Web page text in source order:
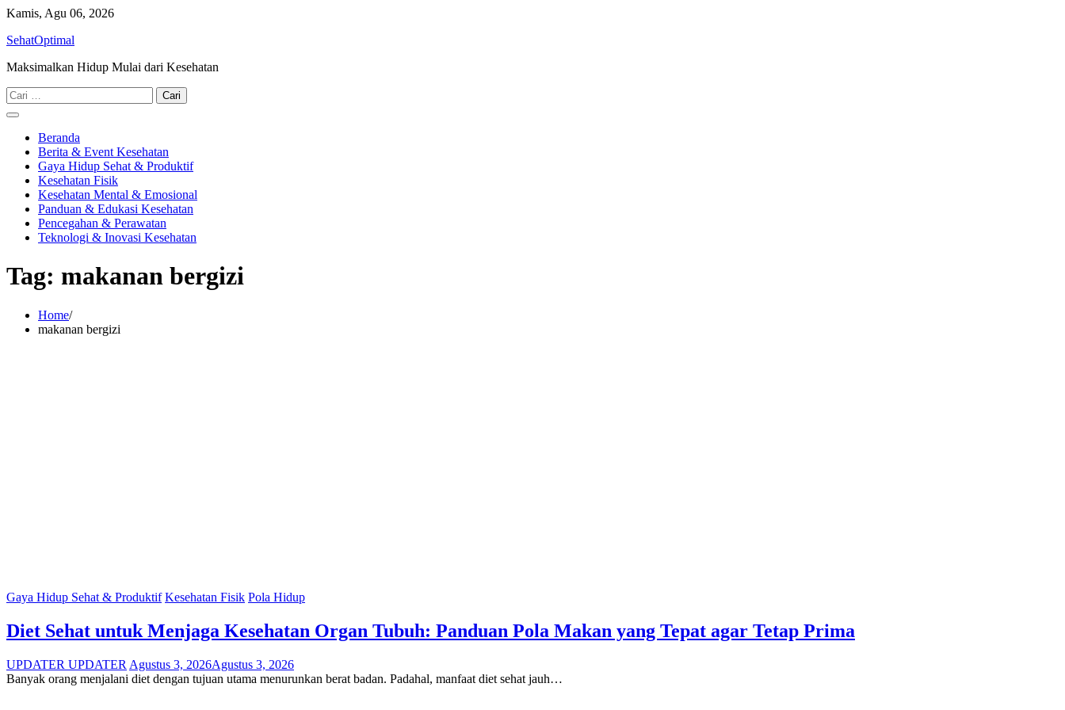
Skip
content
Kamis, Agu 06, 2026
SehatOptimal
Maksimalkan Hidup Mulai dari Kesehatan
Cari
untuk:
Beranda
Berita & Event Kesehatan
Gaya Hidup Sehat & Produktif
Kesehatan Fisik
Kesehatan Mental & Emosional
Panduan & Edukasi Kesehatan
Pencegahan & Perawatan
Teknologi & Inovasi Kesehatan
Tag: makanan bergizi
Home
makanan bergizi
Gaya Hidup Sehat & Produktif Kesehatan Fisik Pola Hidup
Diet Sehat untuk Menjaga Kesehatan Organ Tubuh: Panduan Pola Makan yang Tepat agar Tetap Prima
UPDATER UPDATER Agustus 3, 2026Agustus 3, 2026
Banyak orang menjalani diet dengan tujuan utama menurunkan berat badan. Padahal, manfaat diet sehat jauh…